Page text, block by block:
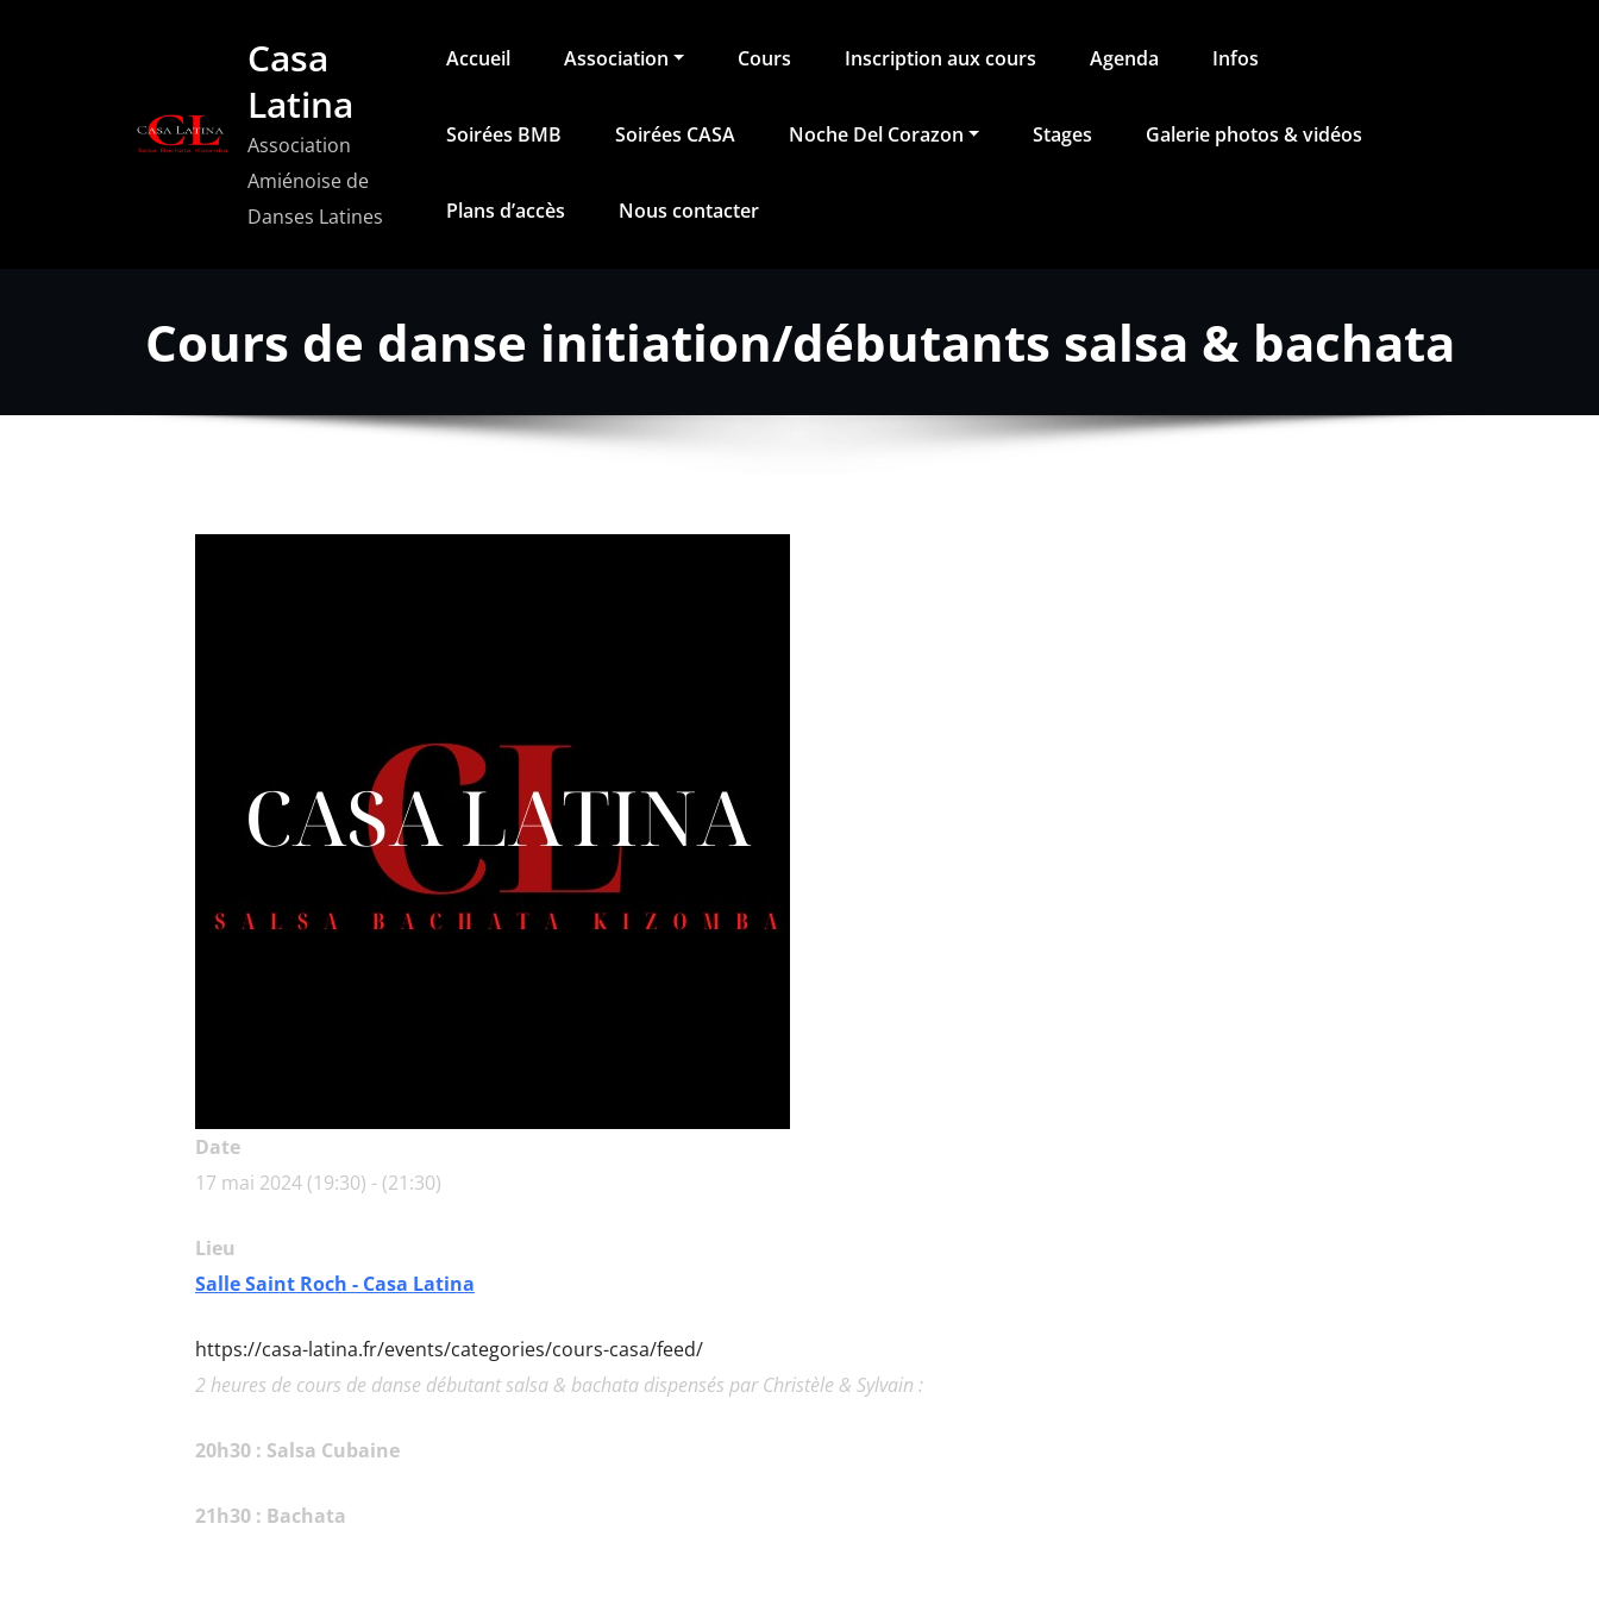
Casa
Latina
Association
Amiénoise de
Danses Latines
Accueil Association Cours Inscription aux cours Agenda Infos
Soirées BMB Soirées CASA Noche Del Corazon Stages Galerie photos & vidéos
Plans d’accès Nous contacter
Cours de danse initiation/débutants salsa & bachata
Date
17 mai 2024 (19:30) - (21:30)
Lieu
Salle Saint Roch - Casa Latina
https://casa-latina.fr/events/categories/cours-casa/feed/
2 heures de cours de danse débutant salsa & bachata dispensés par Christèle & Sylvain :
20h30 : Salsa Cubaine
21h30 : Bachata